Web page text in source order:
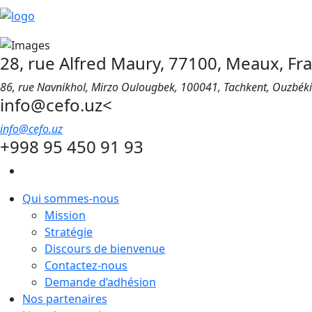
28, rue Alfred Maury, 77100, Meaux,
86, rue Navnikhol, Mirzo Oulougbek, 100041, Tachkent,
info@cefo.uz<
info@cefo.uz
+998 95 450 91 93
Qui sommes-nous
Mission
Stratégie
Discours de bienvenue
Contactez-nous
Demande d’adhésion
Nos partenaires